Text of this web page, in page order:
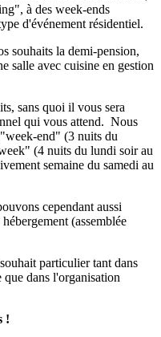
à des week-ends
d'événement résidentiel.
souhaits la demi-pension,
salle avec cuisine en gestion
sans quoi il vous sera
qui vous attend. Nous
end" (3 nuits du
(4 nuits du lundi soir au
semaine du samedi au
cependant aussi
(assemblée
particulier tant dans
dans l'organisation
!